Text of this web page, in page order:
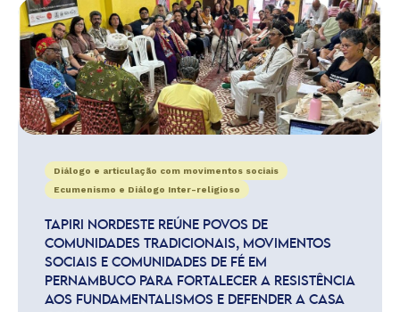
Diálogo e articulação com movimentos sociais
Ecumenismo e Diálogo Inter-religioso
TAPIRI NORDESTE REÚNE POVOS DE
COMUNIDADES TRADICIONAIS, MOVIMENTOS
SOCIAIS E COMUNIDADES DE FÉ EM
PERNAMBUCO PARA FORTALECER A RESISTÊNCIA
AOS FUNDAMENTALISMOS E DEFENDER A CASA